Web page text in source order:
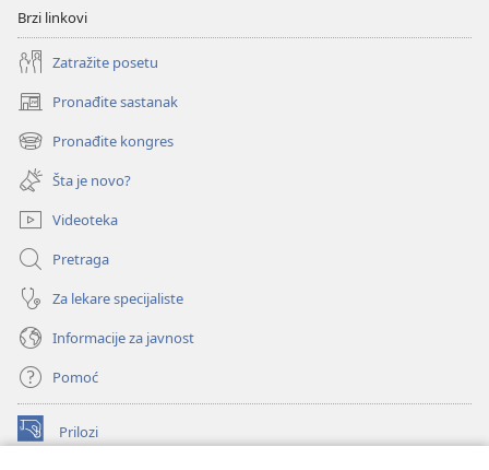
Brzi linkovi
Zatražite posetu
Pronađite sastanak
(otvara
novi
prozor)
Pronađite kongres
(otvara
novi
prozor)
Šta je novo?
Videoteka
Pretraga
Za lekare specijaliste
Informacije za javnost
Pomoć
Prilozi
(otvara